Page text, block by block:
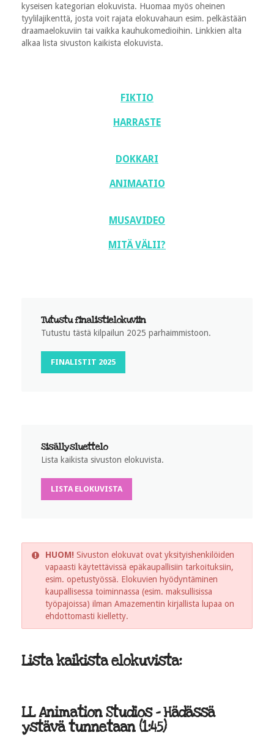
kyseisen kategorian elokuvista. Huomaa myös oheinen
tyylilajikenttä, josta voit rajata elokuvahaun esim. pelkästään
draamaelokuviin tai vaikka kauhukomedioihin. Linkkien alta
alkaa lista sivuston kaikista elokuvista.
FIKTIO
HARRASTE
DOKKARI
ANIMAATIO
MUSAVIDEO
MITÄ VÄLII?
Tutustu finalistielokuviin
Tutustu tästä kilpailun 2025 parhaimmistoon.
FINALISTIT 2025
Sisällysluettelo
Lista kaikista sivuston elokuvista.
LISTA ELOKUVISTA
HUOM! Sivuston elokuvat ovat yksityishenkilöiden
vapaasti käytettävissä epäkaupallisiin tarkoituksiin,
esim. opetustyössä. Elokuvien hyödyntäminen
kaupallisessa toiminnassa (esim. maksullisissa
työpajoissa) ilman Amazementin kirjallista lupaa on
ehdottomasti kielletty.
Lista kaikista elokuvista:
LL Animation Studios - Hädässä
ystävä tunnetaan (1:45)